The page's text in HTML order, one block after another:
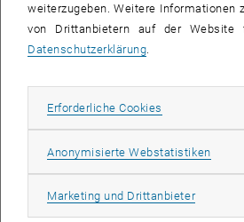
Richtiges Staubsaugen schont Ihren
weiterzugeben. Weitere Informationen
von Drittanbietern auf der Website
Datenschutzerklärung
Erforderliche Cookies Erforderliche
Anonymisierte Webstatistiken
Marketing und Drittanbieter